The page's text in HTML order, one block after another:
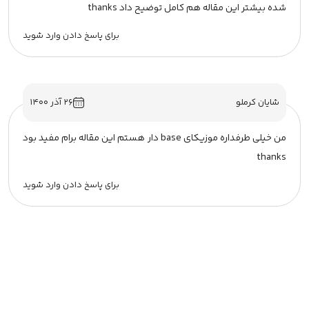
شده بیشتر این مقاله هم کامل توضیح داد thanks
برای پاسخ دادن وارد شوید
شایان کرملو ۲۶ آذر ۱۴۰۰
من خیلی طرفداره موزیکای base دار هستم این مقاله برام مفید بود
thanks
برای پاسخ دادن وارد شوید